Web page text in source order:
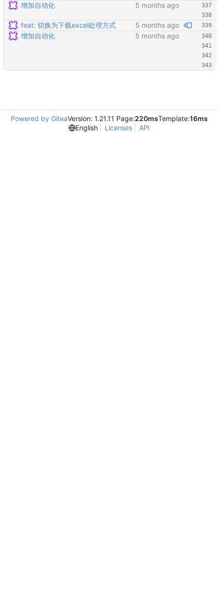
增加自动化
feat: 切换为下载excel处理方式
增加自动化
Powered by GiteaVersion: 1.21.11 Page:220msTemplate:16ms
English
Licenses API